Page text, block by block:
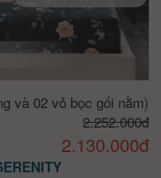
và 02 vỏ bọc gối nằm)
2.252.000đ
2.130.000đ